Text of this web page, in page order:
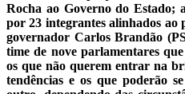
Rocha ao Governo do Estado;
por 23 integrantes alinhados
governador Carlos Brandão
time de nove parlamentares
os que não querem entrar na
tendências e os que poderão